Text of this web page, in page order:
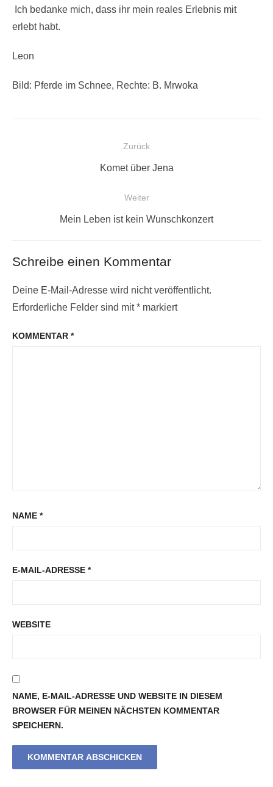
Ich bedanke mich, dass ihr mein reales Erlebnis mit
erlebt habt.
Leon
Bild: Pferde im Schnee, Rechte: B. Mrwoka
BeitragsnavigationZurück
Vorheriger
Komet über Jena
Weiter
Nächster
Mein Leben ist kein Wunschkonzert
Schreibe einen Kommentar
Deine E-Mail-Adresse wird nicht veröffentlicht.
Erforderliche Felder sind mit* markiert
KOMMENTAR *
NAME *
E-MAIL-ADRESSE *
WEBSITE
NAME, E-MAIL-ADRESSE UND WEBSITE IN DIESEM
BROWSER FÜR MEINEN NÄCHSTEN KOMMENTAR
SPEICHERN.